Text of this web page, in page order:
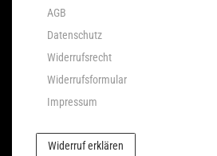
AGB
Datenschutz
Widerrufsrecht
Widerrufsformular
Impressum
Widerruf erklären